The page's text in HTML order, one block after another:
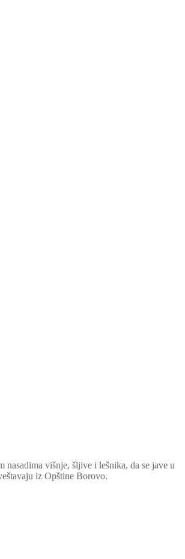
višnje, šljive i lešnika, da se jave u
iz Opštine Borovo.